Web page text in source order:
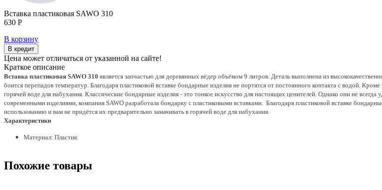
Вставка пластиковая SAWO 310
630 Р
В корзину
В кредит
Цена может отличаться от указанной на сайте!
Краткое описание
Вставка пластиковая SAWO 310 является запчастью для деревянных вёдер объёмом 9 литров. Деталь выполнена из
боится перепадов температур. Благодаря пластиковой вставке бондарные изделия не портятся от постоянного контакта с водой.
горячей воде для набухания. Классические бондарные изделия - это тонкое искусство для настоящих ценителей. Однако они не
современными изделиями, компания SAWO разработала бондарку с пластиковыми вставками. Благодаря пластиковой вставке
использованию и вам не придётся их предварительно замачивать в горячей воде для набухания.
Характеристики
Материал: Пластик
Похожие товары